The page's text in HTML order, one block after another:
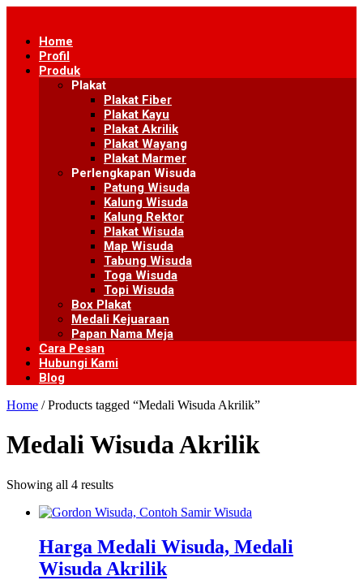
contentHome
Profil
Produk
Plakat
Plakat Fiber
Plakat Kayu
Plakat Akrilik
Plakat Wayang
Plakat Marmer
Perlengkapan Wisuda
Patung Wisuda
Kalung Wisuda
Kalung Rektor
Plakat Wisuda
Map Wisuda
Tabung Wisuda
Toga Wisuda
Topi Wisuda
Box Plakat
Medali Kejuaraan
Papan Nama Meja
Cara Pesan
Hubungi Kami
Blog
Home / Products tagged “Medali Wisuda Akrilik”
Medali Wisuda Akrilik
Showing all 4 results
Harga Medali Wisuda, Medali
Wisuda Akrilik